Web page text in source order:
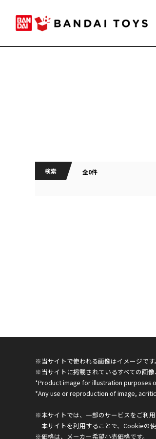
検索 全0件
※当サイトで使われる画像はイメージで
※当サイトに掲載されているすべての画像
*Product image for illustration purposes
*Any use or reproduction of image,
※本サイトでは、一部のサービスをご利
本サイトを利用することで、Cookieの
※価格は、メーカー希望小売価格です。